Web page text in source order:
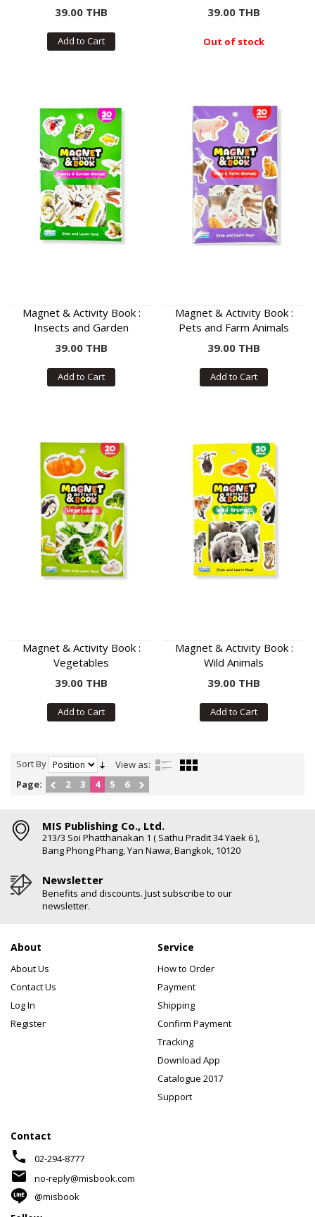
39.00 THB
Add to Cart
39.00 THB
Out of stock
Magnet & Activity Book :
Insects and Garden
Animals
39.00 THB
Add to Cart
Magnet & Activity Book :
Pets and Farm Animals
39.00 THB
Add to Cart
Magnet & Activity Book :
Vegetables
39.00 THB
Add to Cart
Magnet & Activity Book :
Wild Animals
39.00 THB
Add to Cart
Sort By
View as:
Page:
2 3 4 5 6
MIS Publishing Co., Ltd.
213/3 Soi Phatthanakan 1 ( Sathu Pradit 34 Yaek 6 ),
Bang Phong Phang, Yan Nawa, Bangkok, 10120
Newsletter
Benefits and discounts. Just subscribe to our
newsletter.
About
About Us
Contact Us
Log In
Register
Service
How to Order
Payment
Shipping
Confirm Payment
Tracking
Download App
Catalogue 2017
Support
Contact
phone 02-294-8777
mail
no-reply@misbook.com
@misbook